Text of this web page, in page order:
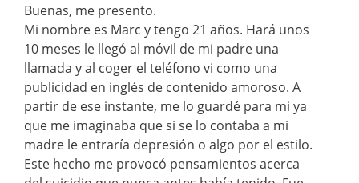
Buenas, me presento.
Mi nombre es Marc y tengo 21 años. Hará unos
10 meses le llegó al móvil de mi padre una
llamada y al coger el teléfono vi como una
publicidad en inglés de contenido amoroso. A
partir de ese instante, me lo guardé para mi ya
que me imaginaba que si se lo contaba a mi
madre le entraría depresión o algo por el estilo.
Este hecho me provocó pensamientos acerca